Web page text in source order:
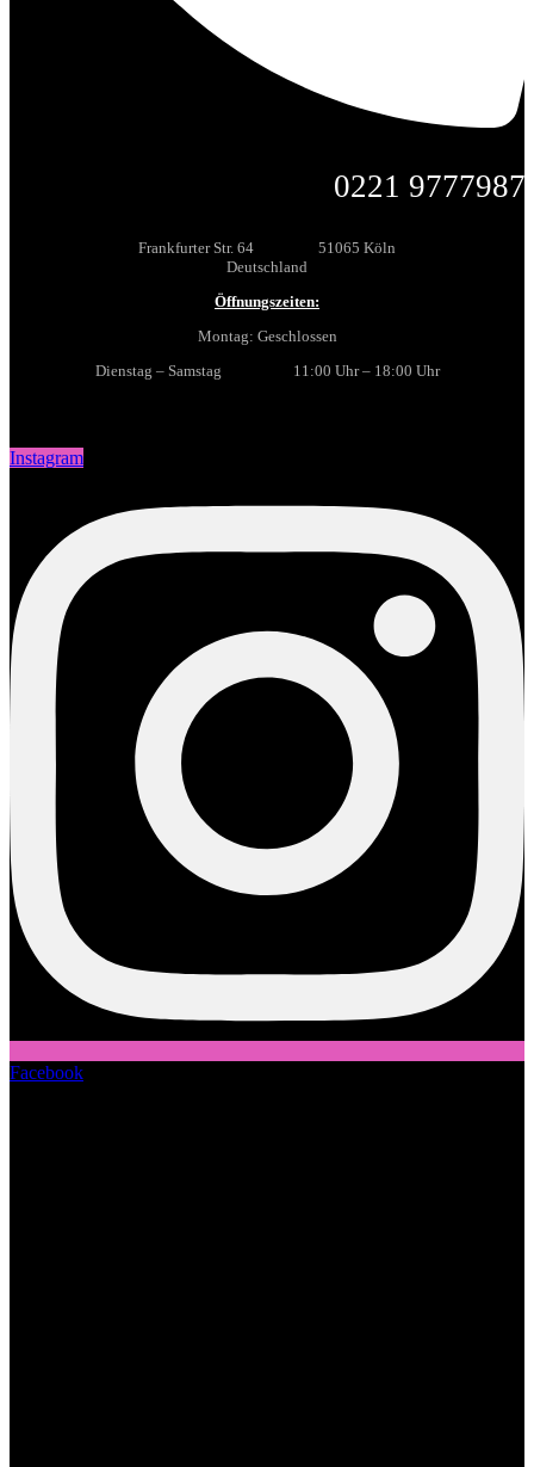
0221
Frankfurter Str. 64 51065 Köln
Deutschland
Öffnungszeiten:
Montag: Geschlossen
Dienstag – Samstag 11:00 Uhr – 18:00 Uhr
Instagram
Facebook